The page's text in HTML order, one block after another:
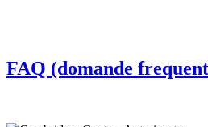
FAQ (domande